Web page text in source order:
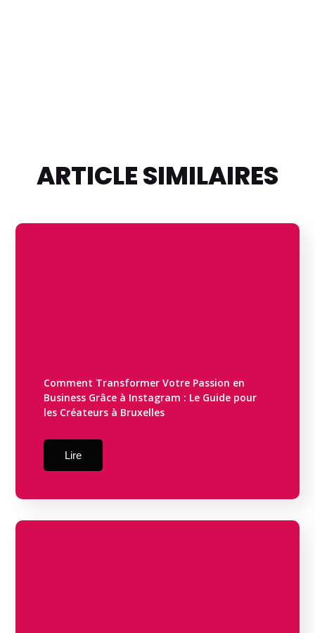
ARTICLE SIMILAIRES
Comment Transformer Votre Passion en
Business Grâce à Instagram : Le Guide pour
les Créateurs à Bruxelles
Lire